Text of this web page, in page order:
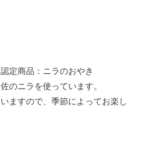
定商品：ニラのおやき
のニラを使っています。
ますので、季節によってお楽し